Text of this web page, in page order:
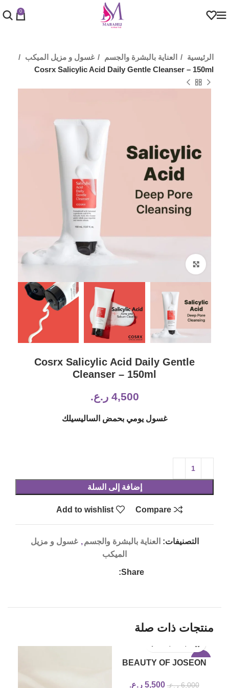
0
الرئيسية العناية بالبشرة والجسم
غسول و مزيل الميكب
Cosrx Salicylic Acid Daily Gentle Cleanser – 150ml
Cosrx Salicylic Acid Daily Gentle
Cleanser – 150ml
4,500 ر.ع.
غسول يومي بحمض الساليسيلك
إضافة إلى السلة
Compare
Add to wishlist
التصنيفات: العناية بالبشرة والجسم , غسول و مزيل
الميكب
Share:
منتجات ذات صلة
-8%
BEAUTY OF JOSEON
Balm
6,000 ر.ع. 5,500 ر.ع.